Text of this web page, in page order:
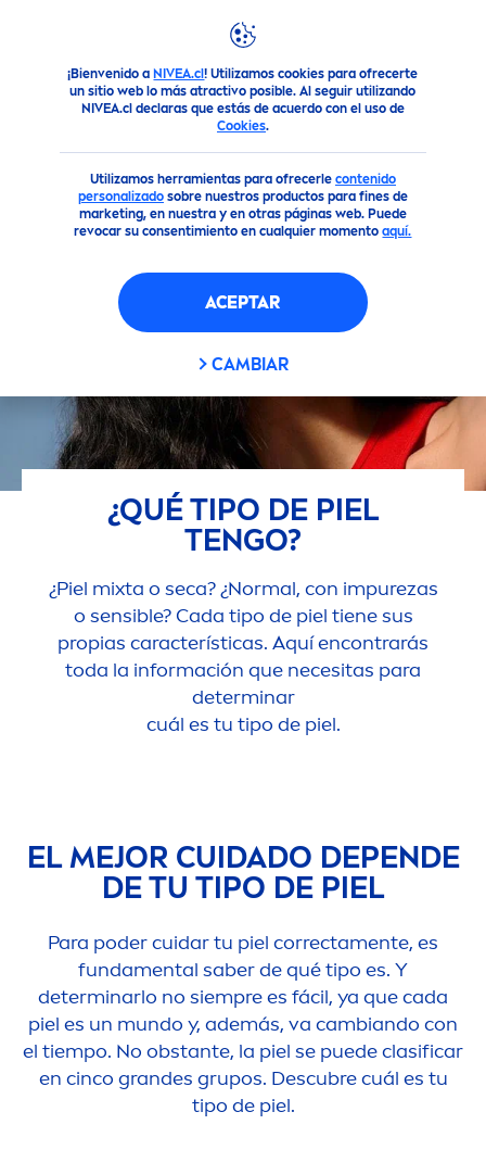
¡Bienvenido a NIVEA.cl! Utilizamos cookies para ofrecerte
un sitio web lo más atractivo posible. Al seguir utilizando
NIVEA.cl declaras que estás de acuerdo con el uso de
Cookies.
Utilizamos herramientas para ofrecerle contenido
personalizadosobre nuestros productos para fines de
marketing, en nuestra y en otras páginas web. Puede
revocar su consentimiento en cualquier momentoaquí.
ACEPTAR
CAMBIAR
Consejos Piel ¿Qué Tipo de Piel Tengo?
¿QUÉ TIPO DE PIEL
TENGO?
¿Piel mixta o seca? ¿Normal, con impurezas
o sensible? Cada tipo de piel tiene sus
propias características. Aquí encontrarás
toda la información que necesitas para
determinar
cuál es tu tipo de piel.
EL MEJOR CUIDADO DEPENDE
DE TU TIPO DE PIEL
Para poder cuidar tu piel correctamente, es
fundamental saber de qué tipo es. Y
determinarlo no siempre es fácil, ya que cada
piel es un mundo y, además, va cambiando con
el tiempo. No obstante, la piel se puede clasificar
en cinco grandes grupos. Descubre cuál es tu
tipo de piel.